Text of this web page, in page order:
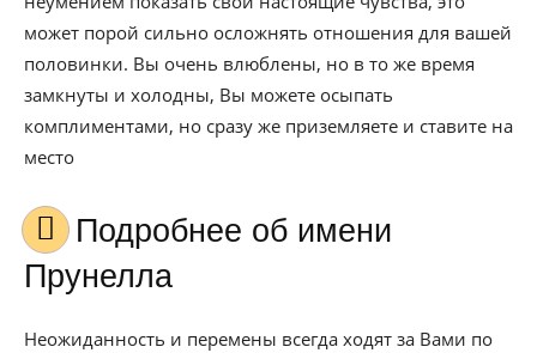
может порой сильно осложнять отношения для вашей
половинки. Вы очень влюблены, но в то же время
замкнуты и холодны, Вы можете осыпать
комплиментами, но сразу же приземляете и ставите на
место
Подробнее об имени
Прунелла
Неожиданность и перемены всегда ходят за Вами по